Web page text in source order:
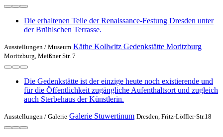
Die erhaltenen Teile der Renaissance-Festung Dresden unter
der Brühlschen Terrasse.
Ausstellungen / Museum Käthe Kollwitz Gedenkstätte Moritzburg
Moritzburg, Meißner Str. 7
Die Gedenkstätte ist der einzige heute noch existierende und
für die Öffentlichkeit zugängliche Aufenthaltsort und zugleich
auch Sterbehaus der Künstlerin.
Ausstellungen / Galerie Galerie Stuwertinum Dresden, Fritz-Löffler-Str.18